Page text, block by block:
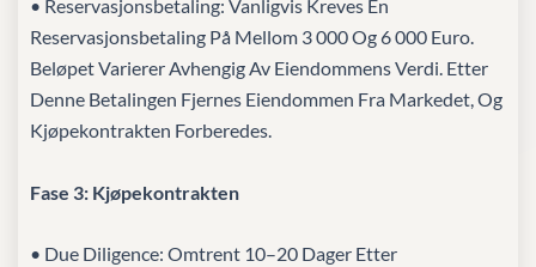
• Reservasjonsbetaling: Vanligvis Kreves En
Reservasjonsbetaling På Mellom 3 000 Og 6 000 Euro.
Beløpet Varierer Avhengig Av Eiendommens Verdi. Etter
Denne Betalingen Fjernes Eiendommen Fra Markedet, Og
Kjøpekontrakten Forberedes.
Fase 3: Kjøpekontrakten
• Due Diligence: Omtrent 10–20 Dager Etter